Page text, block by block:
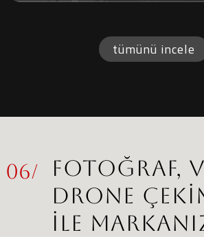
tümünü incele
06/
FOTOĞRAF,
DRONE
İLE